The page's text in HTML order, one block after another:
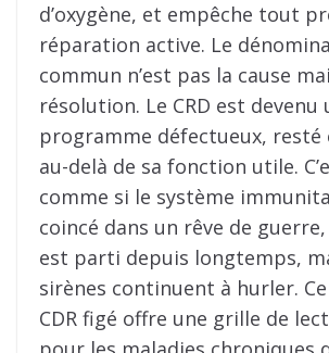
d’oxygène, et empêche tout
réparation active. Le
commun n’est pas la cause
résolution. Le CRD est devenu
programme défectueux, resté
au-delà de sa fonction utile.
comme si le système
coincé dans un rêve de guerre,
est parti depuis longtemps,
sirènes continuent à hurler.
CDR figé offre une grille de